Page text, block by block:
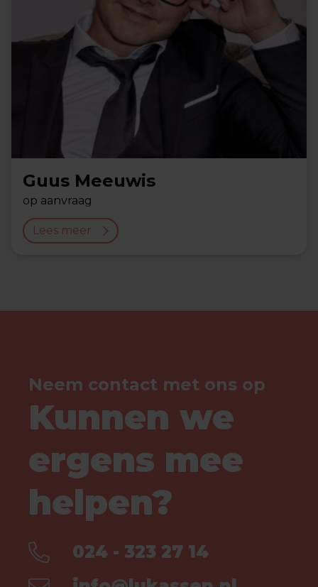
Guus Meeuwis
op aanvraag
Lees meer
Neem contact met ons op
Kunnen we
ergens mee
helpen?
024 - 323 27 14